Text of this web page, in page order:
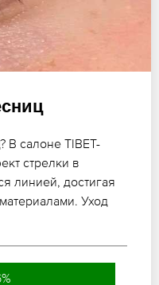
В салоне TIBET-
стрелки в
линией, достигая
Уход